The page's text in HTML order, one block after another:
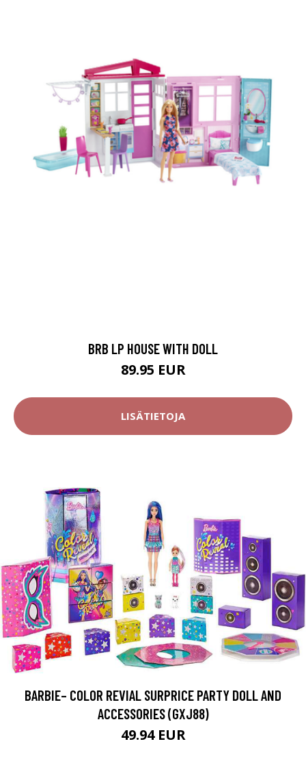
BRB LP HOUSE WITH DOLL
89.95 EUR
LISÄTIETOJA
BARBIE– COLOR REVIAL SURPRICE PARTY DOLL AND
ACCESSORIES (GXJ88)
49.94 EUR